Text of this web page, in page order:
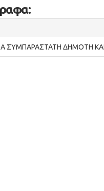
ΣΥΜΠΑΡΑΣΤΑΤΗ ΔΗΜΟΤΗ ΚΑΙ